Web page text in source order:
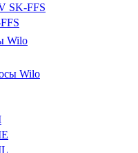
SK-FFS
Wilo
Wilo